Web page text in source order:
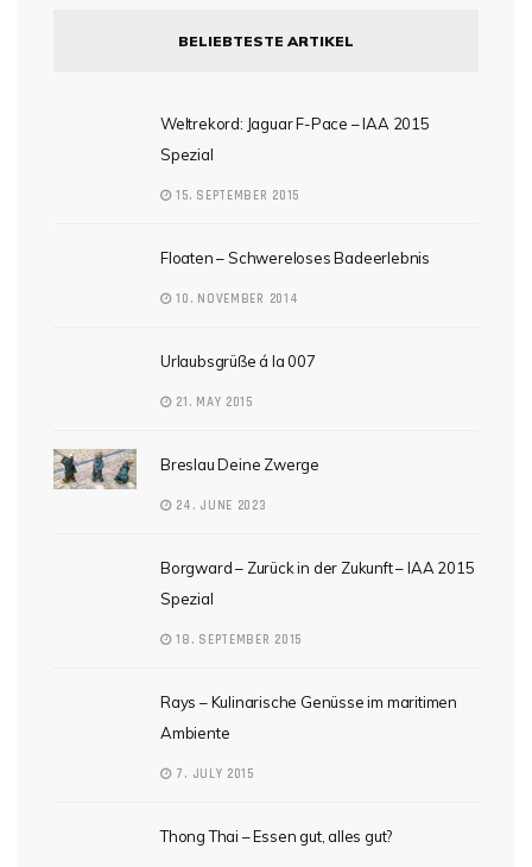
BELIEBTESTE ARTIKEL
Weltrekord: Jaguar F-Pace – IAA 2015
Spezial
15. SEPTEMBER 2015
Floaten – Schwereloses Badeerlebnis
10. NOVEMBER 2014
Urlaubsgrüße á la 007
21. MAY 2015
Breslau Deine Zwerge
24. JUNE 2023
Borgward – Zurück in der Zukunft – IAA 2015
Spezial
18. SEPTEMBER 2015
Rays – Kulinarische Genüsse im maritimen
Ambiente
7. JULY 2015
Thong Thai – Essen gut, alles gut?